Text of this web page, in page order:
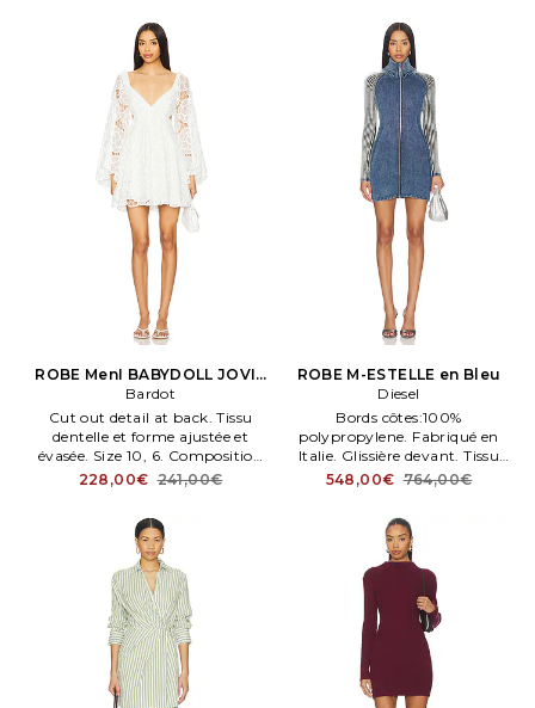
ROBE MenI BABYDOLL JOVIE
en Blanc
Bardot
Cut out detail at back. Tissu
dentelle et forme ajustée et
évasée. Size 10, 6. Composition
& Doublure:100% coton. Back
zipper closure.
228,00€ 241,00€
ROBE M-ESTELLE en Bleu
Diesel
Bords côtes:100%
polypropylene. Fabriqué en
Italie. Glissière devant. Tissu
extensible en tricot. Ribbed
WD204.
548,00€ 764,00€